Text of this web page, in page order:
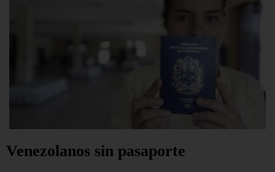
Venezolanos sin pasaporte